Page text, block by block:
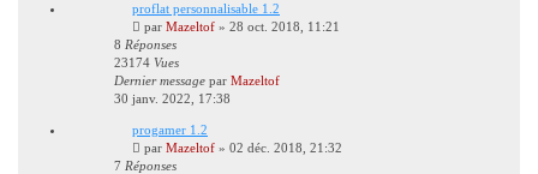
proflat personnalisable 1.2
par Mazeltof » 28 oct. 2018, 11:21
8 Réponses
23174 Vues
Dernier message par Mazeltof
30 janv. 2022, 17:38
progamer 1.2
par Mazeltof » 02 déc. 2018, 21:32
7 Réponses